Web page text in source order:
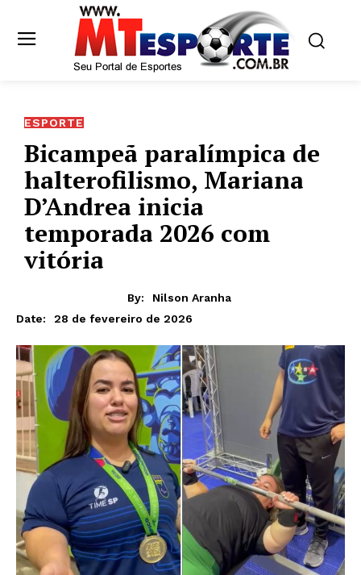
ESPORTE
Bicampeã paralímpica de
halterofilismo, Mariana
D’Andrea inicia
temporada 2026 com
vitória
By:
Nilson Aranha
Date:
28 de fevereiro de 2026